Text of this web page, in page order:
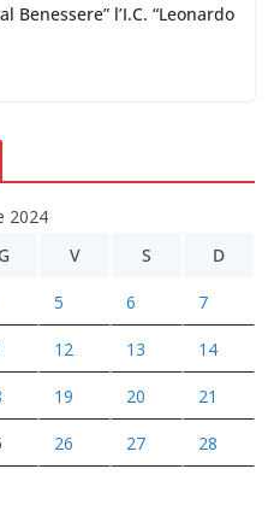
Benessere” l’I.C. “Leonardo
2024
G V S D
5 6 7
12 13 14
19 20 21
26 27 28